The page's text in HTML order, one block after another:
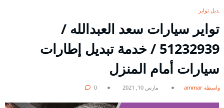
تبديل تواير
تواير سيارات سعد العبدالله /
51232939‬ / خدمة تبديل إطارات
سيارات أمام المنزل
بواسطة ammar مارس 10, 2021 0